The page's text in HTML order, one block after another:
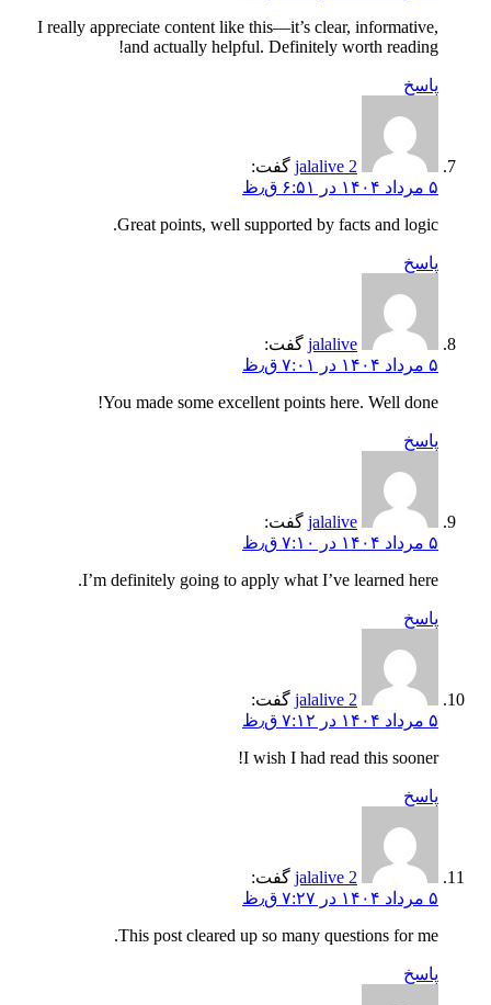
I really appreciate content like this—it’s clear, informative,
and actually helpful. Definitely worth reading!
پاسخ
jalalive 2 گفت:
۵ مرداد ۱۴۰۴ در ۶:۵۱ ق٫ظ
Great points, well supported by facts and logic.
پاسخ
jalalive گفت:
۵ مرداد ۱۴۰۴ در ۷:۰۱ ق٫ظ
You made some excellent points here. Well done!
پاسخ
jalalive گفت:
۵ مرداد ۱۴۰۴ در ۷:۱۰ ق٫ظ
I’m definitely going to apply what I’ve learned here.
پاسخ
jalalive 2 گفت:
۵ مرداد ۱۴۰۴ در ۷:۱۲ ق٫ظ
I wish I had read this sooner!
پاسخ
jalalive 2 گفت:
۵ مرداد ۱۴۰۴ در ۷:۲۷ ق٫ظ
This post cleared up so many questions for me.
پاسخ